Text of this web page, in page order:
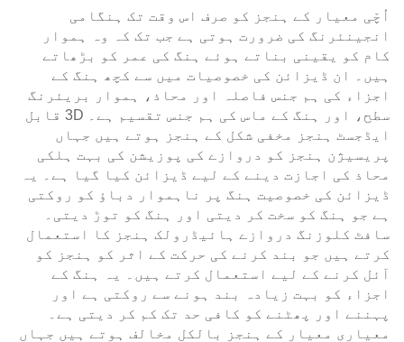
اُچّی معیار کے ہنجز کو صرف اس وقت تک ہنگامی
انجینئرنگ کی ضرورت ہوتی ہے جب تک کہ وہ ہموار
کام کو یقینی بناتے ہوئے ہنگ کی عمر کو بڑھاتے
ہیں۔ ان ڈیزائن کی خصوصیات میں سے کچھ ہنگ کے
اجزاء کی ہم جنس فاصلہ اور محاذ، ہموار بریئرنگ
سطح، اور ہنگ کے ماس کی ہم جنس تقسیم ہے۔ 3D قابل
ایڈجسٹ ہنجز مخفی شکل کے ہنجز ہوتے ہیں جہاں
پریسیژن ہنجز کو دروازے کی پوزیشن کی بہت ہلکی
محاذ کی اجازت دینے کے لیے ڈیزائن کیا گیا ہے۔ یہ
ڈیزائن کی خصوصیت ہنگ پر ناہموار دباؤ کو روکتی
ہے جو ہنگ کو سخت کر دیتی اور ہنگ کو توڑ دیتی۔
سافٹ کلوزنگ دروازے ہائیڈرولک ہنجز کا استعمال
کرتے ہیں جو بند کرنے کی حرکت کے اثر کو ہنجز کو
آئل کرنے کے لیے استعمال کرتے ہیں۔ یہ ہنگ کے
اجزاء کو بہت زیادہ بند ہونے سے روکتی ہے اور
پہننے اور پھٹنے کو کافی حد تک کم کر دیتی ہے۔
معیاری معیار کے ہنجز بالکل مخالف ہوتے ہیں جہاں